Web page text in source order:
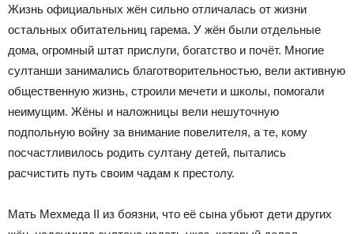
Жизнь официальных жён сильно отличалась от жизни
остальных обитательниц гарема. У жён были отдельные
дома, огромный штат прислуги, богатство и почёт. Многие
султанши занимались благотворительностью, вели активную
общественную жизнь, строили мечети и школы, помогали
неимущим. Жёны и наложницы вели нешуточную
подпольную войну за внимание повелителя, а те, кому
посчастливилось родить султану детей, пытались
расчистить путь своим чадам к престолу.
Мать Мехмеда II из боязни, что её сына убьют дети других